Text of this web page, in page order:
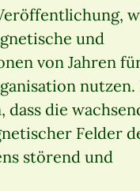
und
von Jahren
nutzen.
die
Felder
störend und